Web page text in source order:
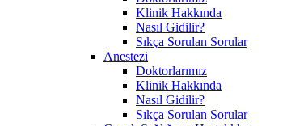
Klinik Hakkında
Nasıl Gidilir?
Sıkça Sorulan Sorular
Anestezi
Doktorlarımız
Klinik Hakkında
Nasıl Gidilir?
Sıkça Sorulan Sorular